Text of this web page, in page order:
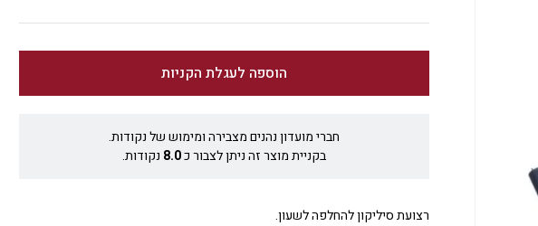
הוספה לעגלת הקניות
חברי מועדון נהנים מצבירה ומימוש של נקודות.
בקניית מוצר זה ניתן לצבור כ8.0 נקודות.
רצועת סיליקון להחלפה לשעון.